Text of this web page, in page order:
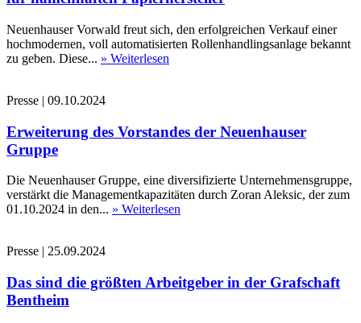
Neuenhauser Vorwald freut sich, den erfolgreichen Verkauf einer
hochmodernen, voll automatisierten Rollenhandlingsanlage bekannt
zu geben. Diese... » Weiterlesen
Presse | 09.10.2024
Erweiterung des Vorstandes der Neuenhauser
Gruppe
Die Neuenhauser Gruppe, eine diversifizierte Unternehmensgruppe,
verstärkt die Managementkapazitäten durch Zoran Aleksic, der zum
01.10.2024 in den... » Weiterlesen
Presse | 25.09.2024
Das sind die größten Arbeitgeber in der Grafschaft
Bentheim